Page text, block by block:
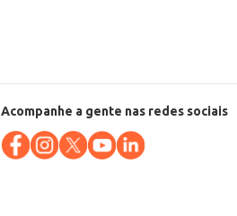
Acompanhe a gente nas redes sociais